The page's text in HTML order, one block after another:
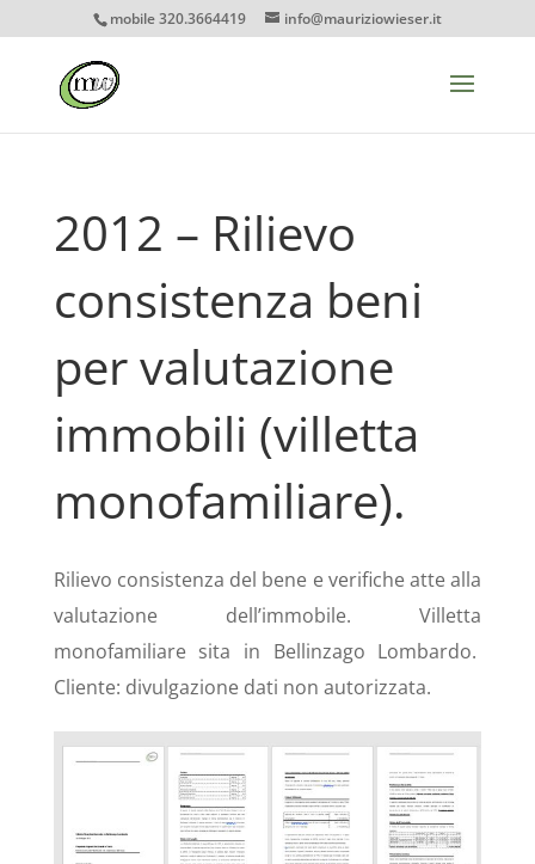
mobile 320.3664419 info@mauriziowieser.it
2012 – Rilievo
consistenza beni
per valutazione
immobili (villetta
monofamiliare).
Rilievo consistenza del bene e verifiche atte alla
valutazione dell’immobile. Villetta
monofamiliare sita in Bellinzago Lombardo.
Cliente: divulgazione dati non autorizzata.